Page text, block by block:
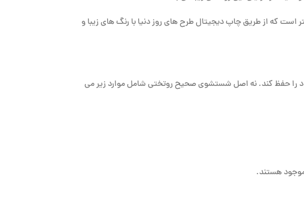
که از طریق چاپ دیجیتال طرح های روز دنیا با رنگ های زیبا و
را حفظ کند. نه اصل شستشوی صحیح روتختی شامل موارد زیر می